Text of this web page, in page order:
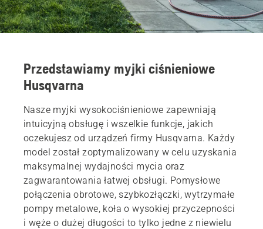
Przedstawiamy myjki ciśnieniowe
Husqvarna
Nasze myjki wysokociśnieniowe zapewniają
intuicyjną obsługę i wszelkie funkcje, jakich
oczekujesz od urządzeń firmy Husqvarna. Każdy
model został zoptymalizowany w celu uzyskania
maksymalnej wydajności mycia oraz
zagwarantowania łatwej obsługi. Pomysłowe
połączenia obrotowe, szybkozłączki, wytrzymałe
pompy metalowe, koła o wysokiej przyczepności
i węże o dużej długości to tylko jedne z niewielu